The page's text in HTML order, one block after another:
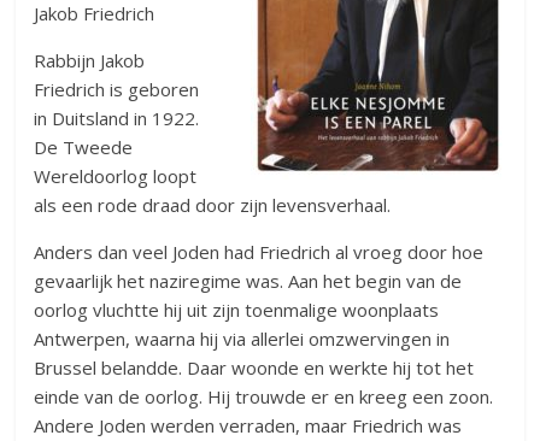
Jakob Friedrich
Rabbijn Jakob
Friedrich is geboren
in Duitsland in 1922.
De Tweede
Wereldoorlog loopt
als een rode draad door zijn levensverhaal.
Anders dan veel Joden had Friedrich al vroeg door hoe
gevaarlijk het naziregime was. Aan het begin van de
oorlog vluchtte hij uit zijn toenmalige woonplaats
Antwerpen, waarna hij via allerlei omzwervingen in
Brussel belandde. Daar woonde en werkte hij tot het
einde van de oorlog. Hij trouwde er en kreeg een zoon.
Andere Joden werden verraden, maar Friedrich was